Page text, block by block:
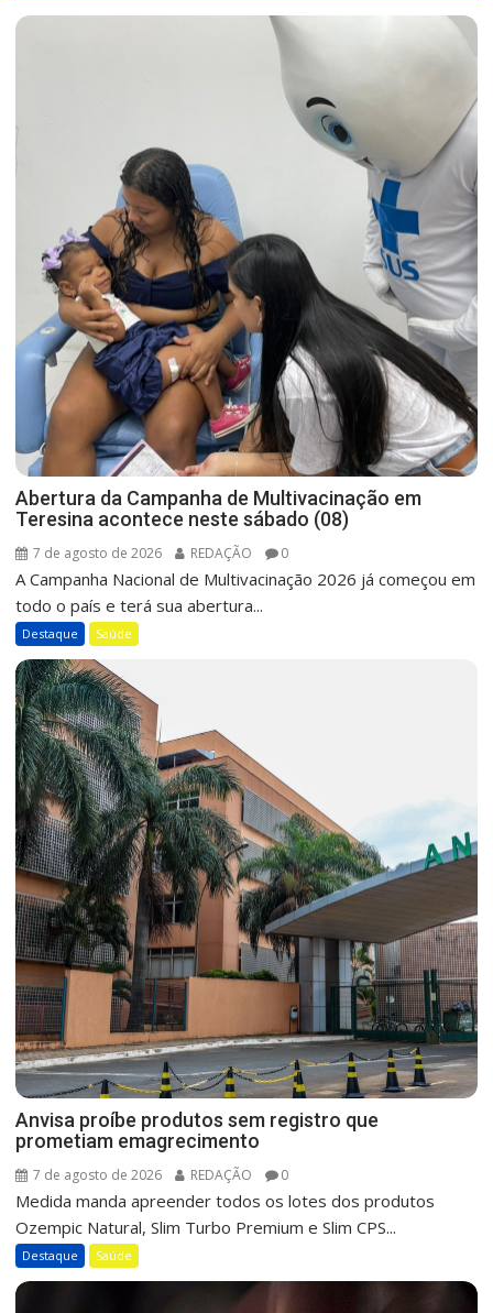
Abertura da Campanha de Multivacinação em
Teresina acontece neste sábado (08)
7 de agosto de 2026 REDAÇÃO 0
A Campanha Nacional de Multivacinação 2026 já começou em
todo o país e terá sua abertura...
Destaque Saúde
Anvisa proíbe produtos sem registro que
prometiam emagrecimento
7 de agosto de 2026 REDAÇÃO 0
Medida manda apreender todos os lotes dos produtos
Ozempic Natural, Slim Turbo Premium e Slim CPS...
Destaque Saúde